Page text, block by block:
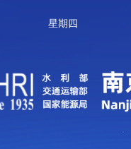
星期四